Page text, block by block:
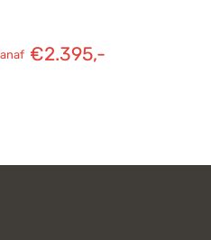
€2.395,-